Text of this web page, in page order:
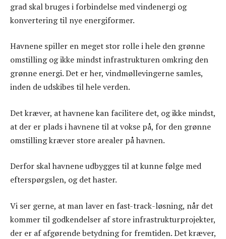
grad skal bruges i forbindelse med vindenergi og
konvertering til nye energiformer.
Havnene spiller en meget stor rolle i hele den grønne
omstilling og ikke mindst infrastrukturen omkring den
grønne energi. Det er her, vindmøllevingerne samles,
inden de udskibes til hele verden.
Det kræver, at havnene kan facilitere det, og ikke mindst,
at der er plads i havnene til at vokse på, for den grønne
omstilling kræver store arealer på havnen.
Derfor skal havnene udbygges til at kunne følge med
efterspørgslen, og det haster.
Vi ser gerne, at man laver en fast-track-løsning, når det
kommer til godkendelser af store infrastrukturprojekter,
der er af afgørende betydning for fremtiden. Det kræver,